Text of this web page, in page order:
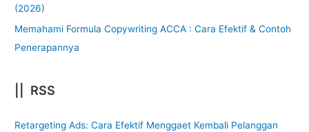
(2026)
Memahami Formula Copywriting ACCA : Cara Efektif & Contoh
Penerapannya
|| RSS
Retargeting Ads: Cara Efektif Menggaet Kembali Pelanggan